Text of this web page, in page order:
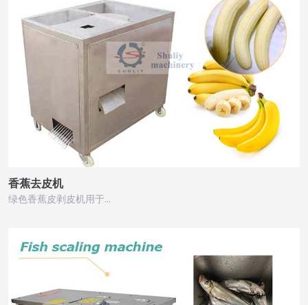
香蕉去皮机
绿色香蕉皮剥皮机用于…